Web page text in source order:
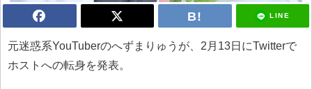
LINE
元迷惑系YouTuberのへずまりゅうが、2月13日にTwitterで
ホストへの転身を発表。